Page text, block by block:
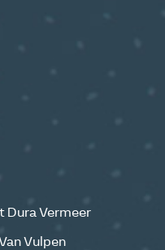
Dura Vermeer
Vulpen